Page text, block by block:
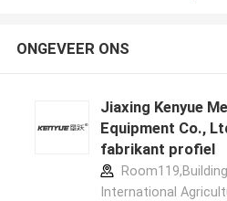
ONGEVEER ONS
Jiaxing Kenyue
Equipment Co.,
fabrikant profiel
International